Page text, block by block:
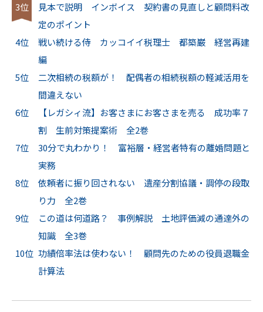
3位
見本で説明 インボイス 契約書の見直しと顧問料改
定のポイント
4位
戦い続ける侍 カッコイイ税理士 都築巌 経営再建
編
5位
二次相続の税額が！ 配偶者の相続税額の軽減活用を
間違えない
6位
【レガシィ流】お客さまにお客さまを売る 成功率７
割 生前対策提案術 全2巻
7位
30分で丸わかり！ 富裕層・経営者特有の離婚問題と
実務
8位
依頼者に振り回されない 遺産分割協議・調停の段取
り力 全2巻
9位
この道は何道路？ 事例解説 土地評価減の通達外の
知識 全3巻
10位 功績倍率法は使わない！ 顧問先のための役員退職金
計算法